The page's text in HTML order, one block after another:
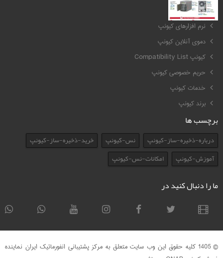
کیونپ QNAP
نرم افزارهای کیونپ
دموی آنلاین کیونپ
کیونپ Compatibility List
حریم خصوصی کیونپ
خدمات کیونپ
برند کیونپ
برچسب ها
درباره-ذخیره-ساز-کیونپ نس-کیونپ
خرید-ذخیره-ساز-کیونپ
آموزش-کیونپ
امکانات-نس-کیونپ
ما را دنبال کنید در
© 1405 کلیه حقوق این وب سایت متعلق به مرکز پشتیبانی انفورماتیک ایران نماینده